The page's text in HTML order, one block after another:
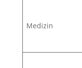
Medizin